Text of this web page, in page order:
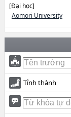
[Đại học]
Aomori University
Tỉnh thành